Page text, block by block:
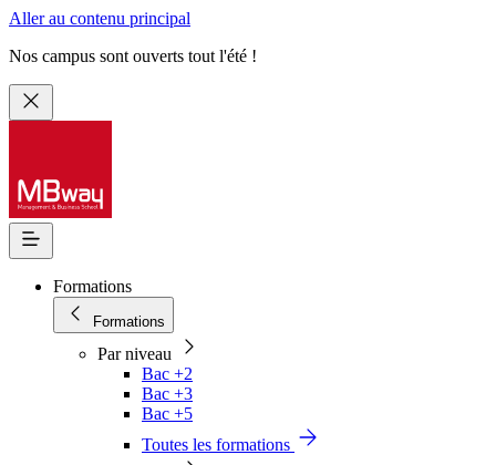
Aller au contenu principal
Nos campus sont ouverts tout l'été !
Formations
Formations
Par niveau
Bac +2
Bac +3
Bac +5
Toutes les formations